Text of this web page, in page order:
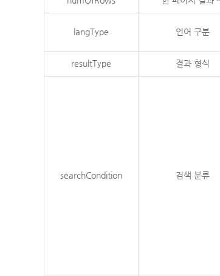
langType 언어 구분
resultType 결과 형식
searchCondition 검색 분류